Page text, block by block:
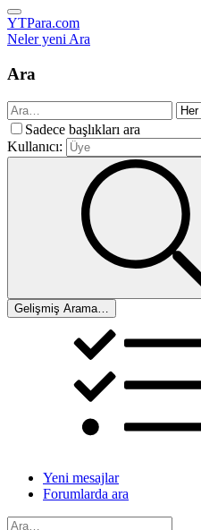
YTPara.com
Neler yeniAra
Ara
Sadece başlıkları ara
Kullanıcı:
Gelişmiş Arama…
Yeni mesajlar
Forumlarda ara